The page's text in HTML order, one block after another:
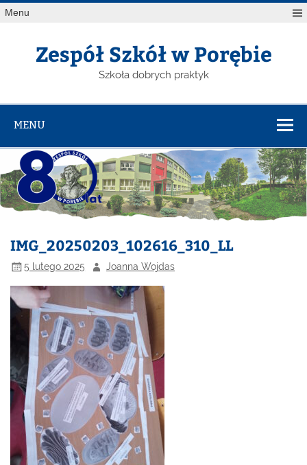
Menu
Zespół Szkół w Porębie
Szkoła dobrych praktyk
MENU
IMG_20250203_102616_310_LL
5 lutego 2025 Joanna Wojdas